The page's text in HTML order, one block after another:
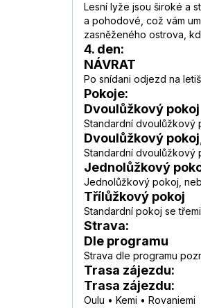
Lesní lyže jsou široké a
a pohodové, což vám
zasněženého ostrova,
4. den:
NÁVRAT
Po snídani odjezd na
Pokoje:
Dvoulůžkový pokoj
Standardní dvoulůžkový
Dvoulůžkový
Standardní dvoulůžkový
Jednolůžkový
Jednolůžkový pokoj,
Třílůžkový pokoj
Standardní pokoj se
Strava:
Dle programu
Strava dle programu
Trasa zájezdu:
Trasa zájezdu:
Oulu • Kemi • Rovaniemi